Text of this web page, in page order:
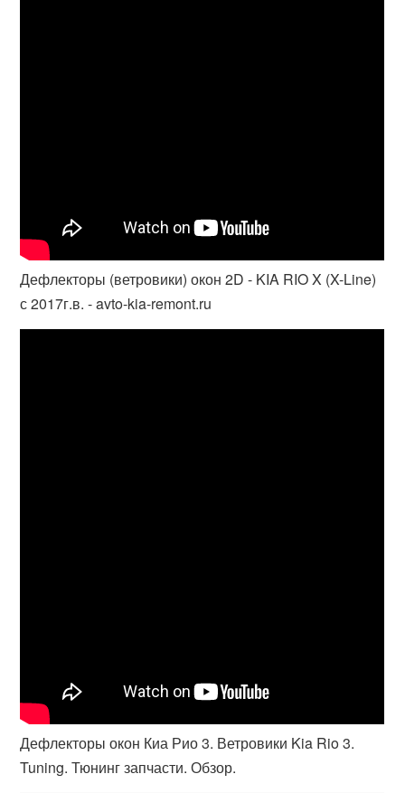
Дефлекторы (ветровики) окон 2D - KIA RIO X (X-Line)
с 2017г.в. - avto-kia-remont.ru
Дефлекторы окон Киа Рио 3. Ветровики Kia Rio 3.
Tuning. Тюнинг запчасти. Обзор.